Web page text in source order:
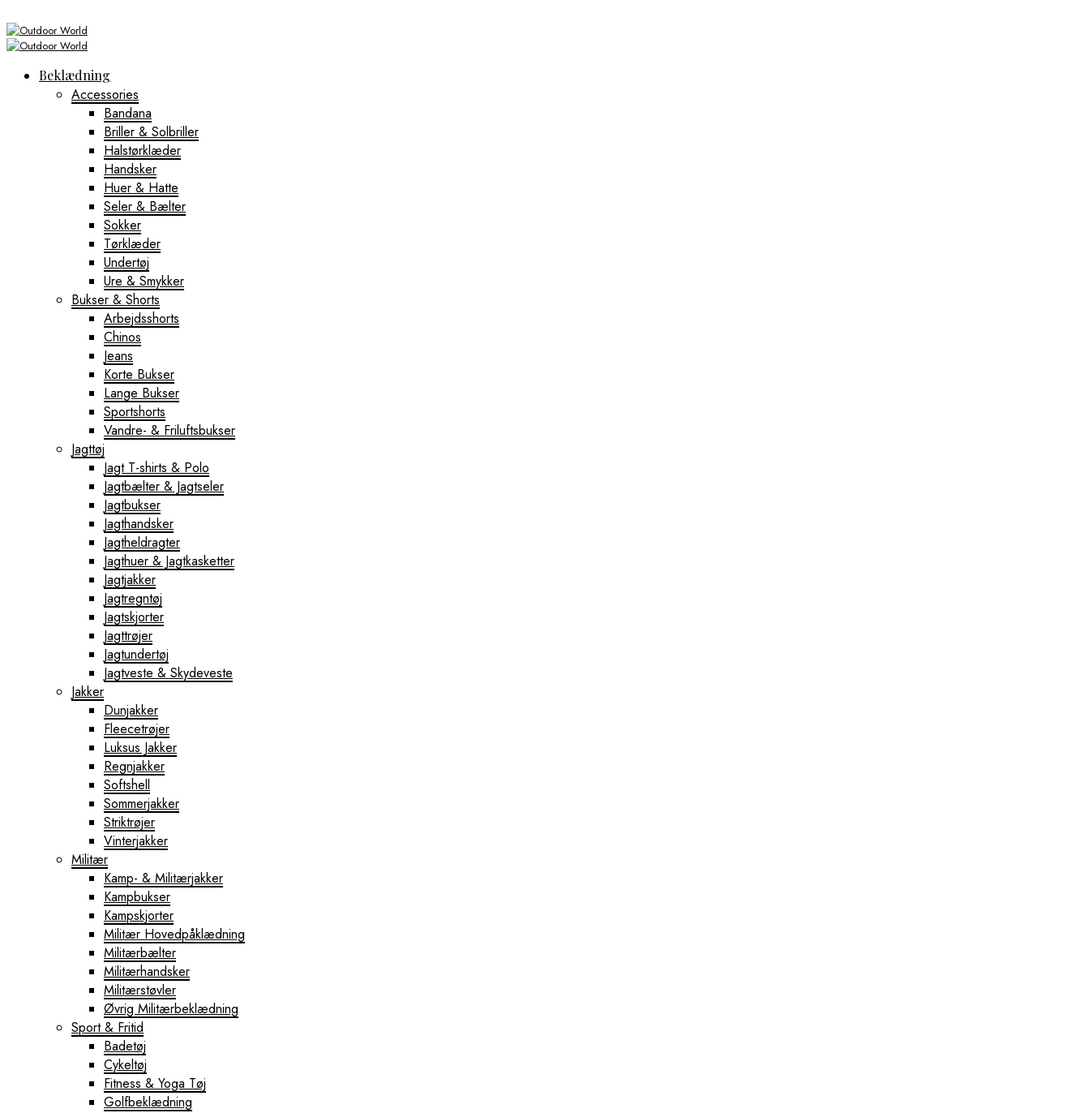
Beklædning
Accessories
Bandana
Briller & Solbriller
Halstørklæder
Handsker
Huer & Hatte
Seler & Bælter
Sokker
Tørklæder
Undertøj
Ure & Smykker
Bukser & Shorts
Arbejdsshorts
Chinos
Jeans
Korte Bukser
Lange Bukser
Sportshorts
Vandre- & Friluftsbukser
Jagttøj
Jagt T-shirts & Polo
Jagtbælter & Jagtseler
Jagtbukser
Jagthandsker
Jagtheldragter
Jagthuer & Jagtkasketter
Jagtjakker
Jagtregntøj
Jagtskjorter
Jagttrøjer
Jagtundertøj
Jagtveste & Skydeveste
Jakker
Dunjakker
Fleecetrøjer
Luksus Jakker
Regnjakker
Softshell
Sommerjakker
Striktrøjer
Vinterjakker
Militær
Kamp- & Militærjakker
Kampbukser
Kampskjorter
Militær Hovedpåklædning
Militærbælter
Militærhandsker
Militærstøvler
Øvrig Militærbeklædning
Sport & Fritid
Badetøj
Cykeltøj
Fitness & Yoga Tøj
Golfbeklædning